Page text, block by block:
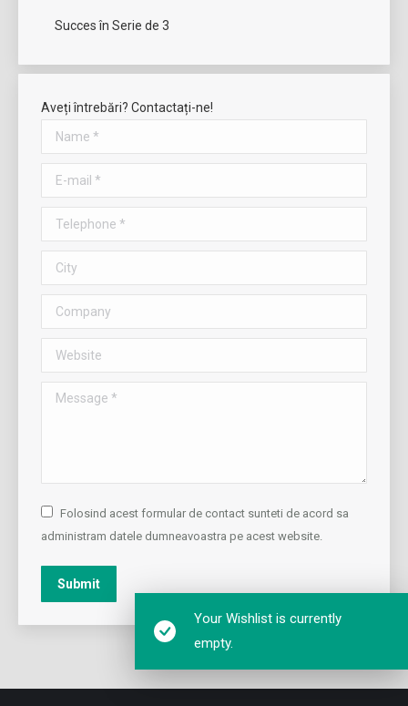
Your Wishlist is currently
empty.
Succes în Serie de 3
Aveți întrebări? Contactați-ne!
Name *
E-mail *
Telephone *
City
Company
Website
Message *
Folosind acest formular de contact sunteti de acord sa
administram datele dumneavoastra pe acest website.
Submit